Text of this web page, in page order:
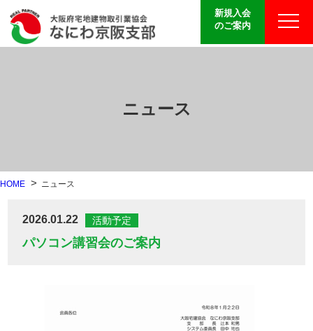
新規入会
のご案内
ニュース
HOME ニュース
2026.01.22 活動予定
パソコン講習会のご案内